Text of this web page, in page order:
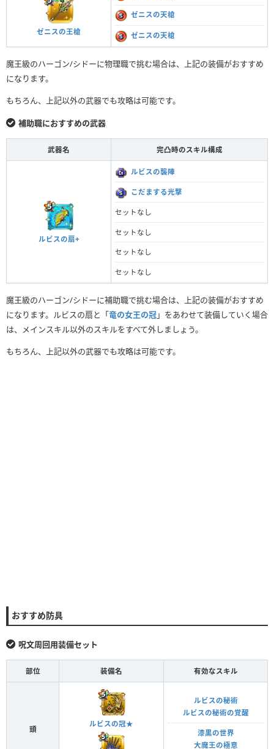
ゼニスの王槍
ゼニスの天槍
ゼニスの天槍
魔王級のハーゴン/シドーに物理職で挑む場合は、上記の装備がおすすめ
になります。
もちろん、上記以外の武器でも攻略は可能です。
補助職におすすめの武器
武器名 完凸時のスキル構成
ルビスの扇+
ルビスの襲陣
こだまする光撃
セットなし
セットなし
セットなし
セットなし
魔王級のハーゴン/シドーに補助職で挑む場合は、上記の装備がおすすめ
になります。ルビスの扇と「竜の女王の冠」をあわせて装備していく場合
は、メインスキル以外のスキルをすべて外しましょう。
もちろん、上記以外の武器でも攻略は可能です。
おすすめ防具
呪文周回用装備セット
部位 装備名 有効なスキル
頭
ルビスの冠★
ルビスの秘術
ルビスの秘術の覚醒
漆黒の世界
大魔王の極意